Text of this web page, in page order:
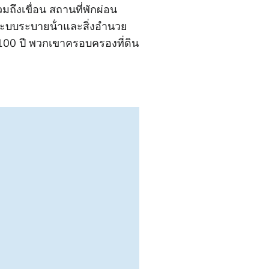
ถึงเขื่อน สถานที่พักผ่อน
บระบายน้ําและสิ่งอํานวย
ปี พวกเขาครอบครองที่ดิน